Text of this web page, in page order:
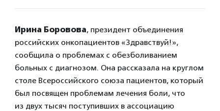
Ирина Боровова, президент объединения
российских онкопациентов «Здравствуй!»,
сообщила о проблемах с обезболиванием
больных с диагнозом. Она рассказала на круглом
столе Всероссийского союза пациентов, который
был посвящен проблемам лечения боли, что
из двух тысяч поступивших в ассоциацию